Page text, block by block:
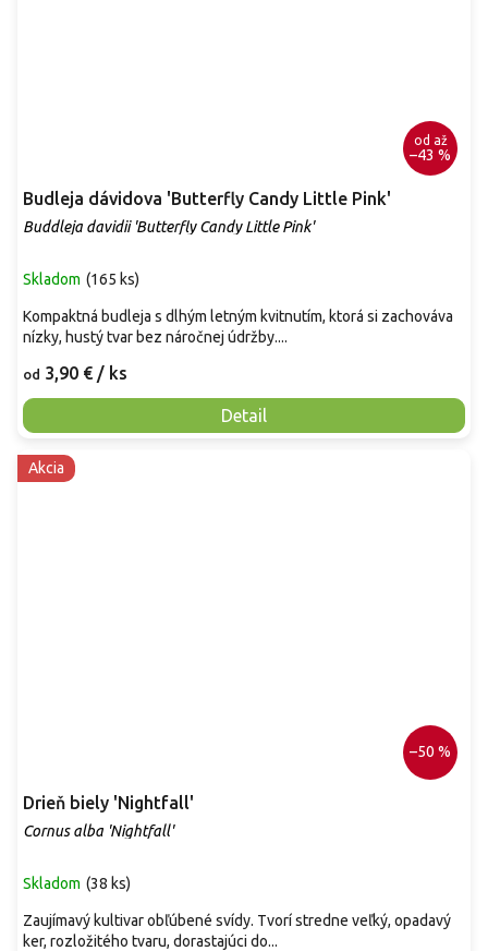
od až
–43 %
Budleja dávidova 'Butterfly Candy Little Pink'
Buddleja davidii 'Butterfly Candy Little Pink'
Skladom (165 ks)
od 3,90 € / ks
Detail
Kompaktná budleja s dlhým letným kvitnutím, ktorá si zachováva
nízky, hustý tvar bez náročnej údržby....
Akcia
–50 %
Drieň biely 'Nightfall'
Cornus alba 'Nightfall'
Skladom (38 ks)
Zaujímavý kultivar obľúbené svídy. Tvorí stredne veľký, opadavý
ker, rozložitého tvaru, dorastajúci do...